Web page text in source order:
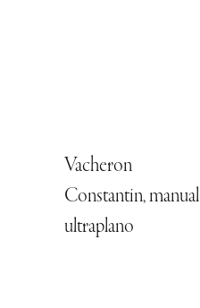
Vacheron
Constantin, manual
ultraplano